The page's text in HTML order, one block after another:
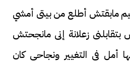
مابقتش أطلع من بيتى أمشي
بتقابلنى زعلانة إنى مانجحتش
أمل فى التغيير ونجاحى كان